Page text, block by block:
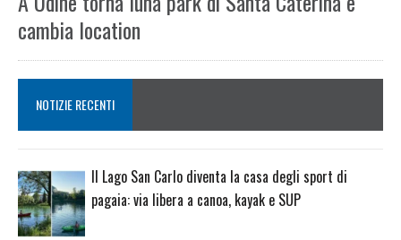
cambia location
NOTIZIE RECENTI
Il Lago San Carlo diventa la casa degli sport di
pagaia: via libera a canoa, kayak e SUP